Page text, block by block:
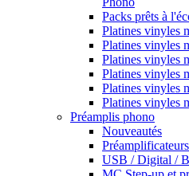
Packs prêts à
Platines vinyles
Platines vinyles
Platines vinyles
Platines vinyles
Platines vinyles
Platines vinyles
Préamplis phono
Nouveautés
USB / Digital /